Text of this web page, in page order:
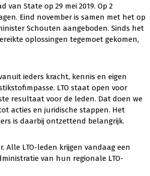
State op 29 mei 2019. Op 2
Eind november is samen met het op
Schouten aangeboden. Sinds het
oplossingen tegemoet gekomen,
ieders kracht, kennis en eigen
LTO staat open voor
resultaat voor de leden. Dat doen we
acties en juridische stappen. Het
is daarbij ontzettend belangrijk.
Alle LTO-leden krijgen vandaag een
van hun regionale LTO-